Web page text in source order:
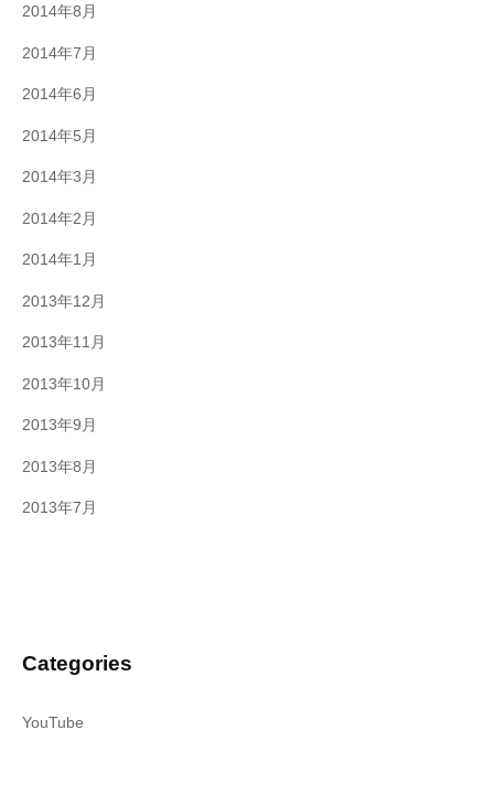
2014年8月
2014年7月
2014年6月
2014年5月
2014年3月
2014年2月
2014年1月
2013年12月
2013年11月
2013年10月
2013年9月
2013年8月
2013年7月
Categories
YouTube